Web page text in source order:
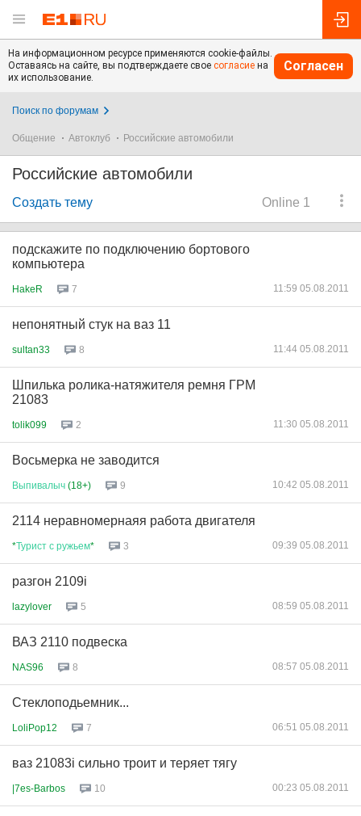
На информационном ресурсе применяются cookie-файлы.
Оставаясь на сайте, вы подтверждаете свое согласие на
их использование.
Согласен
Поиск по форумам
Общение Автоклуб Российские автомобили
Российские автомобили
Online 1
Создать тему
подскажите по подключению бортового
компьютера
HakeR 7 11:59 05.08.2011
непонятный стук на ваз 11
sultan33 8 11:44 05.08.2011
Шпилька ролика-натяжителя ремня ГРМ
21083
tolik099 2 11:30 05.08.2011
Восьмерка не заводится
Выпивалыч (18+) 9 10:42 05.08.2011
2114 неравномернаяя работа двигателя
*Турист с ружьем* 3 09:39 05.08.2011
разгон 2109i
lazylover 5 08:59 05.08.2011
ВАЗ 2110 подвеска
NAS96 8 08:57 05.08.2011
Стеклоподьемник...
LoliPop12 7 06:51 05.08.2011
ваз 21083i сильно троит и теряет тягу
|7es-Barbos 10 00:23 05.08.2011